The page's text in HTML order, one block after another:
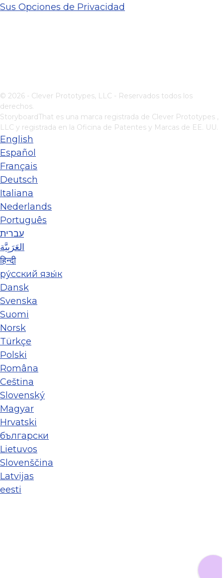
Sus Opciones de Privacidad
© 2026 - Clever Prototypes, LLC - Reservados todos los
derechos.
StoryboardThat es una marca registrada de Clever Prototypes ,
LLC y registrada en la Oficina de Patentes y Marcas de EE. UU.
English
Español
Français
Deutsch
Italiana
Nederlands
Português
עברית
العَرَبِيَّة
हिन्दी
ру́сский язы́к
Dansk
Svenska
Suomi
Norsk
Türkçe
Polski
Româna
Ceština
Slovenský
Magyar
Hrvatski
български
Lietuvos
Slovenščina
Latvijas
eesti